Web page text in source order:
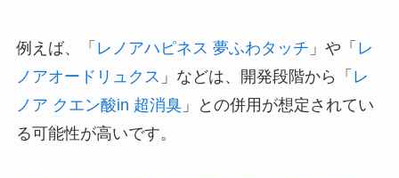
例えば、「 レノアハピネス 夢ふわタッチ 」や「 レ
ノアオードリュクス 」などは、開発段階から「 レ
ノア クエン酸in 超消臭」との併用が想定されてい
る可能性が高いです。